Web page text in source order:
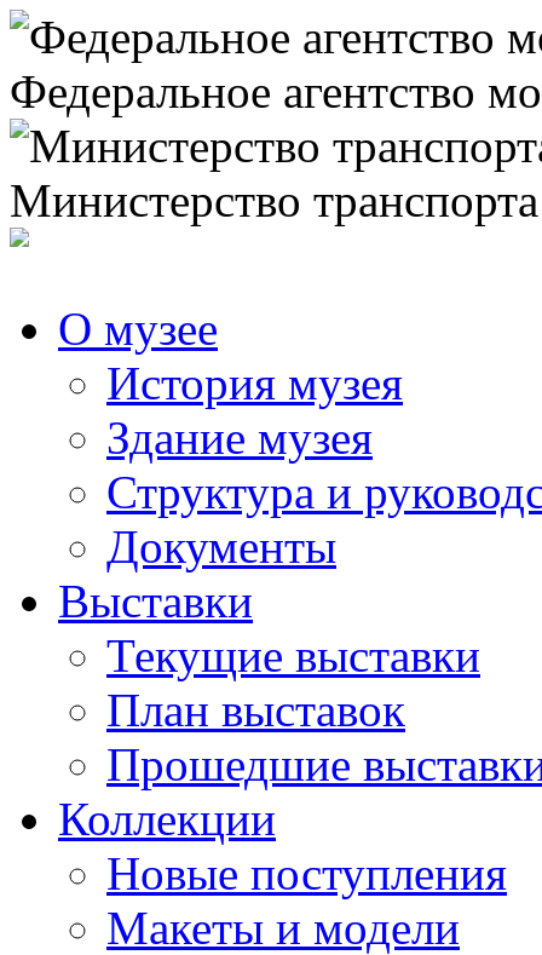
Федеральное агентство
Министерство
О музее
История музея
Здание музея
Структура и
Документы
Выставки
Текущие выставки
План выставок
Прошедшие
Коллекции
Новые поступления
Макеты и модели